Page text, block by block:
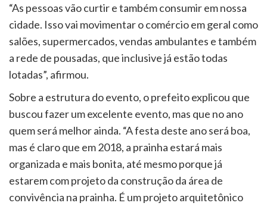
“As pessoas vão curtir e também consumir em nossa
cidade. Isso vai movimentar o comércio em geral como
salões, supermercados, vendas ambulantes e também
a rede de pousadas, que inclusive já estão todas
lotadas”, afirmou.
Sobre a estrutura do evento, o prefeito explicou que
buscou fazer um excelente evento, mas que no ano
quem será melhor ainda. “A festa deste ano será boa,
mas é claro que em 2018, a prainha estará mais
organizada e mais bonita, até mesmo porque já
estarem com projeto da construção da área de
convivência na prainha. É um projeto arquitetônico